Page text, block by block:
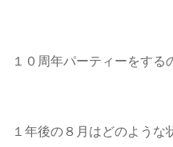
１０周年パーティーをする
１年後の８月はどのような